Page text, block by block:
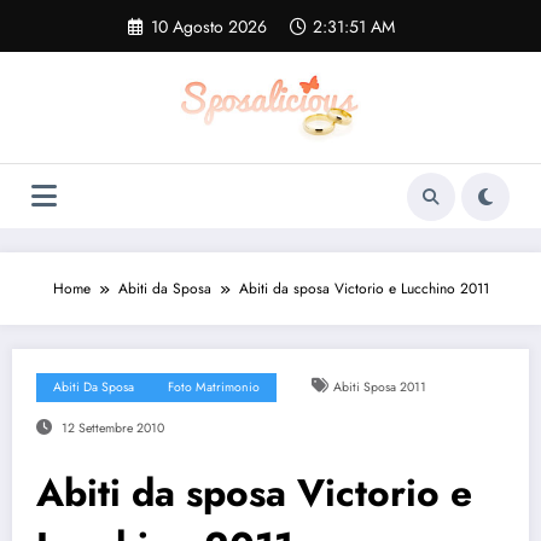
contenuto
10 Agosto 2026 2:31:52 AM
Home Abiti da Sposa Abiti da sposa Victorio e Lucchino 2011
Abiti Da Sposa Foto Matrimonio Abiti Sposa 2011
12 Settembre 2010
Abiti da sposa Victorio e